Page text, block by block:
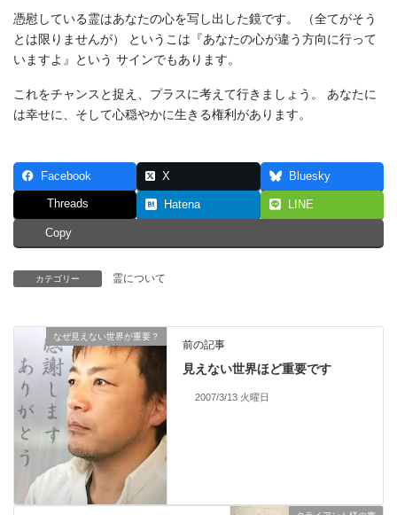
憑慰している霊はあなたの心を写し出した鏡です。 （全てがそう
とは限りませんが） というこは『あなたの心が違う方向に行って
いますよ』という サインでもあります。
これをチャンスと捉え、プラスに考えて行きましょう。 あなたに
は幸せに、そして心穏やかに生きる権利があります。
Facebook X Bluesky
Threads Hatena LINE
Copy
カテゴリー 霊について
なぜ見えない世界が重要？
前の記事
見えない世界ほど重要です
2007/3/13 火曜日